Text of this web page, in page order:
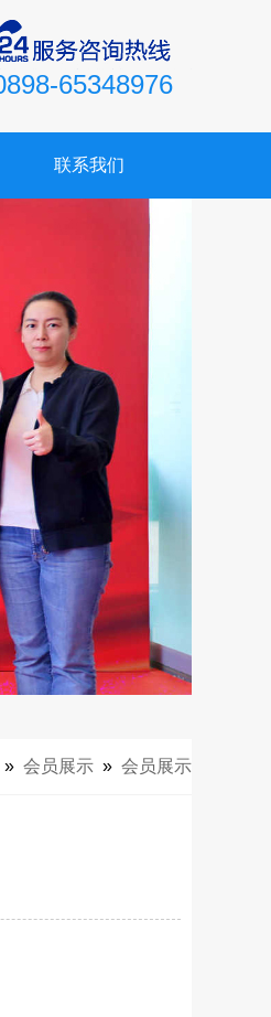
65348976
联系我们
» 会员展示 » 会员展示